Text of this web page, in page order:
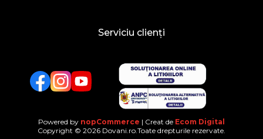
Serviciu clienți
FacebookTwitterYouTube
Powered by nopCommerce | Creat de Ecom Digital
Copyright © 2026 Dovani.ro.Toate drepturile rezervate.